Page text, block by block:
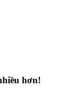
hơn!